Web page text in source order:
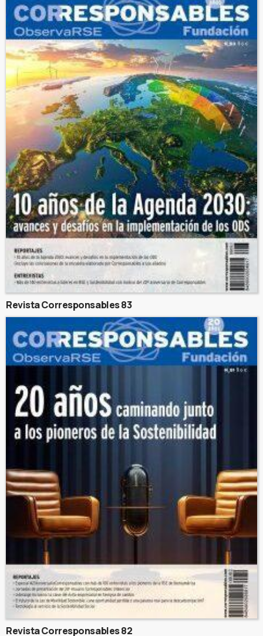
Revista Corresponsables 83
Revista Corresponsables 82